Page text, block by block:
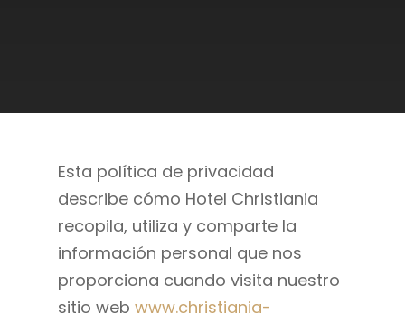
Esta política de privacidad
describe cómo Hotel Christiania
recopila, utiliza y comparte la
información personal que nos
proporciona cuando visita nuestro
sitio webwww.christiania-